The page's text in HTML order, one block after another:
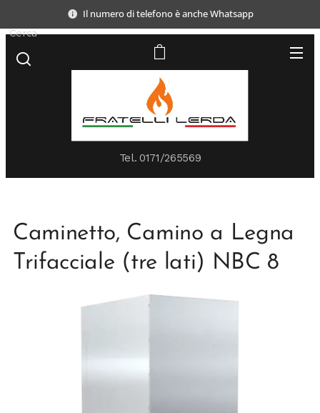
Il numero di telefono è anche Whatsapp
Tel. 0171/265569
Cerca
Caminetto, Camino a Legna
Trifacciale (tre lati) NBC 8